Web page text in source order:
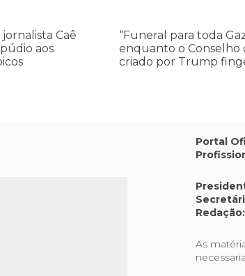
Caê
aos
da
Paz
criado
“Funeral para toda
enquanto o Conselho
criado por Trump
Portal
Redação:
As